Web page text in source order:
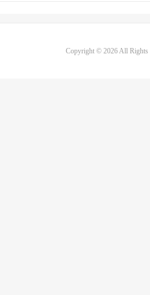
Copyright © 2026 All